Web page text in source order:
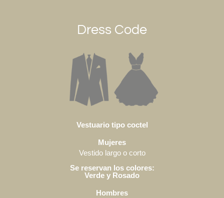
Dress Code
Vestuario tipo coctel
Mujeres
Vestido largo o corto
Se reservan los colores:
Verde y Rosado
Hombres